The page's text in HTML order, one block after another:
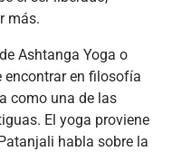
más.
Ashtanga Yoga o
encontrar en filosofía
como una de las
El yoga proviene
habla sobre la